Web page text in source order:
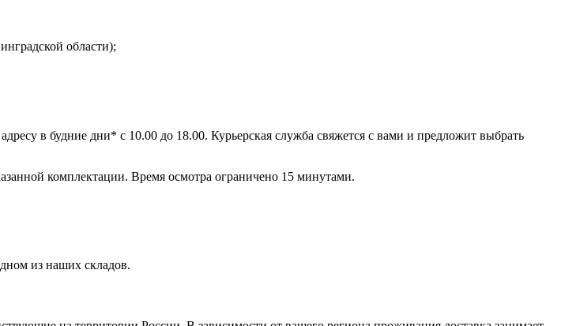
области);
в будние дни* с 10.00 до 18.00. Курьерская служба свяжется с вами и предложит выбрать
комплектации. Время осмотра ограничено 15 минутами.
из наших складов.